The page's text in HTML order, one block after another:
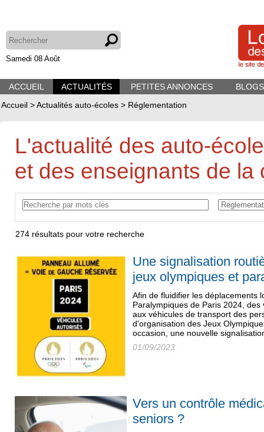
Samedi 08 Août
ACCUEIL ACTUALITÉS PETITES ANNONCES
Accueil >Actualités auto-écoles > Réglementation
L'actualité des auto-
et des enseignants de la
274 résultats pour votre recherche
Une signalisation
jeux olympiques et
Afin de fluidifier les déplacements
Paralympiques de Paris 2024,
aux véhicules de transport des
d'organisation des Jeux
occasion, une nouvelle
01/09/2023
Vers un contrôle
seniors ?